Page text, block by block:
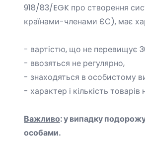
918/83/EGK про створення
країнами-членами ЄС), має
- вартістю, що не перевищує
- ввозяться не регулярно,
- знаходяться в особистому
- характер і кількість
Важливо: у випадку
особами.